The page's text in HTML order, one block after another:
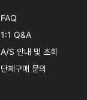
FAQ
1:1 Q&A
A/S 안내 및 조회
단체구매 문의